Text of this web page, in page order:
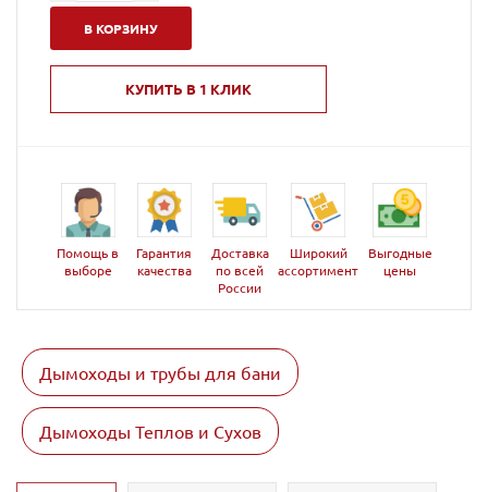
В КОРЗИНУ
КУПИТЬ В 1 КЛИК
Помощь в
выборе
Гарантия
качества
Доставка
по всей
России
Широкий
ассортимент
Выгодные
цены
Дымоходы и трубы для бани
Дымоходы Теплов и Сухов